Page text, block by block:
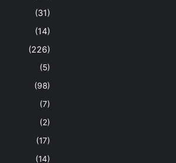
(31)
(14)
(226)
(5)
(98)
(7)
(2)
(17)
(14)